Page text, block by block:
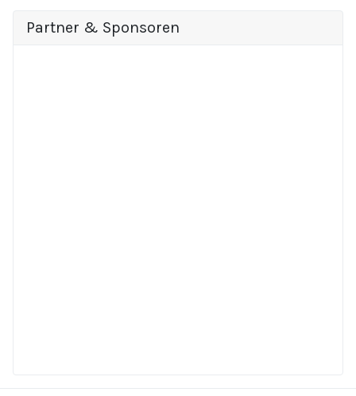
Partner & Sponsoren